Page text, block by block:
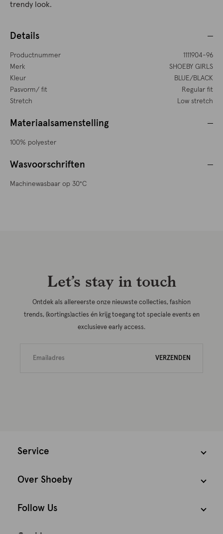
trendy look.
Details
Productnummer
1111904-96
Merk
SHOEBY GIRLS
Kleur
BLUE/BLACK
Pasvorm/ fit
Regular fit
Stretch
Low stretch
Materiaalsamenstelling
100% polyester
Wasvoorschriften
Machinewasbaar op 30°C
Let’s stay in touch
Ontdek als allereerste onze nieuwste collecties, fashion
trends, (kortings)acties én krijg toegang tot speciale events en
exclusieve early access.
VERZENDEN
Service
Over Shoeby
Follow Us